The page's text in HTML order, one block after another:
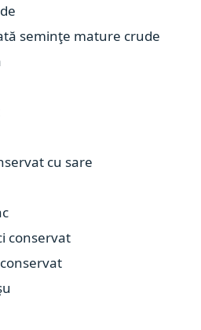
seminţe mature crude
cu sare
conservat